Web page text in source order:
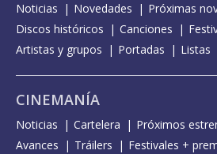
Noticias Novedades
Próximas
Discos históricos
Canciones
Artistas y grupos
Portadas Listas
CINEMANÍA
Noticias Cartelera Próximos
Avances
Tráilers
Festivales +